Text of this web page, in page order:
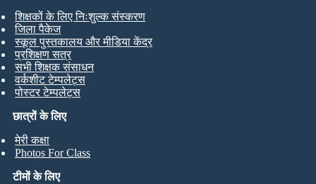
छात्रों के लिए
मेरी कक्षा
Photos For Class
शिक्षकों के लिए निःशुल्क संस्करण
जिला पैकेज
स्कूल पुस्तकालय और मीडिया केंद्र
प्रशिक्षण सत्र
सभी शिक्षक संसाधन
वर्कशीट टेम्पलेट्स
पोस्टर टेम्पलेट्स
टीमों के लिए